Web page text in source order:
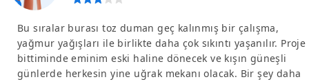
Bu sıralar burası toz duman geç kalınmış bir çalışma,
yağmur yağışları ile birlikte daha çok sıkıntı yaşanılır. Proje
bittiminde eminim eski haline dönecek ve kışın güneşli
günlerde herkesin yine uğrak mekanı olacak. Bir şey daha